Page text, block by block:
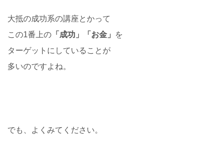
大抵の成功系の講座とかって
この1番上の 「成功」「お金」
を
ターゲットにしていることが
多いのですよね。
でも、よくみてください。